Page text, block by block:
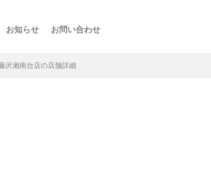
お知らせ お問い合わせ
沢湘南台店の店舗詳細